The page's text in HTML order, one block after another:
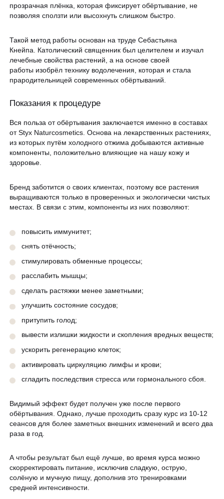
прозрачная плёнка, которая фиксирует обёртывание, не
позволяя сползти или высохнуть слишком быстро.
Такой метод работы основан на труде Себастьяна
Кнейпа. Католический священник был целителем и изучал
лечебные свойства растений, а на основе своей
работы изобрёл технику водолечения, которая и стала
прародительницей современных обёртываний.
Показания к процедуре
Вся польза от обёртывания заключается именно в составах
от Styx Naturcosmetics. Основа на лекарственных растениях,
из которых путём холодного отжима добываются активные
компоненты, положительно влияющие на нашу кожу и
здоровье.
Бренд заботится о своих клиентах, поэтому все растения
выращиваются только в проверенных и экологически чистых
местах. В связи с этим, компоненты из них позволяют:
повысить иммунитет;
снять отёчность;
стимулировать обменные процессы;
расслабить мышцы;
сделать растяжки менее заметными;
улучшить состояние сосудов;
притупить голод;
вывести излишки жидкости и скопления вредных веществ;
ускорить регенерацию клеток;
активировать циркуляцию лимфы и крови;
сгладить последствия стресса или гормонального сбоя.
Видимый эффект будет получен уже после первого
обёртывания. Однако, лучше проходить сразу курс из 10-12
сеансов для более заметных внешних изменений и всего два
раза в год.
А чтобы результат был ещё лучше, во время курса можно
скорректировать питание, исключив сладкую, острую,
солёную и мучную пищу, дополнив это тренировками
средней интенсивности.